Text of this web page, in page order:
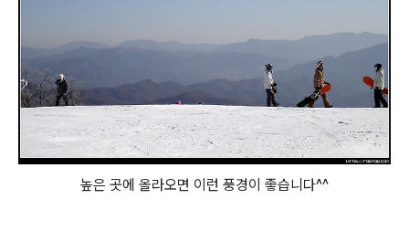
높은 곳에 올라오면 이런 풍경이 좋습니다^^